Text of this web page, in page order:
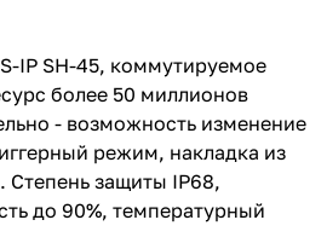
IP SH-45, коммутируемое
более 50 миллионов
- возможность изменение
режим, накладка из
защиты IP68,
до 90%, температурный